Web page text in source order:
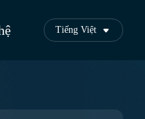
Tiếng Việt